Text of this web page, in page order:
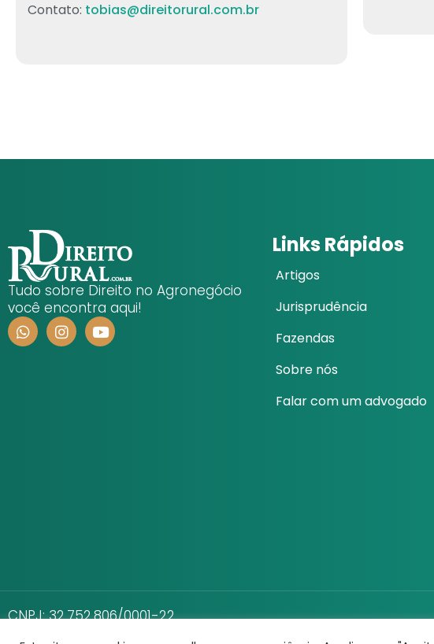
Contato: tobias@direitorural.com.br
Tudo sobre Direito no Agronegócio
você encontra aqui!
Links Rápidos
Artigos
Jurisprudência
Fazendas
Sobre nós
Falar com um advogado
CNPJ: 32.752.806/0001-22